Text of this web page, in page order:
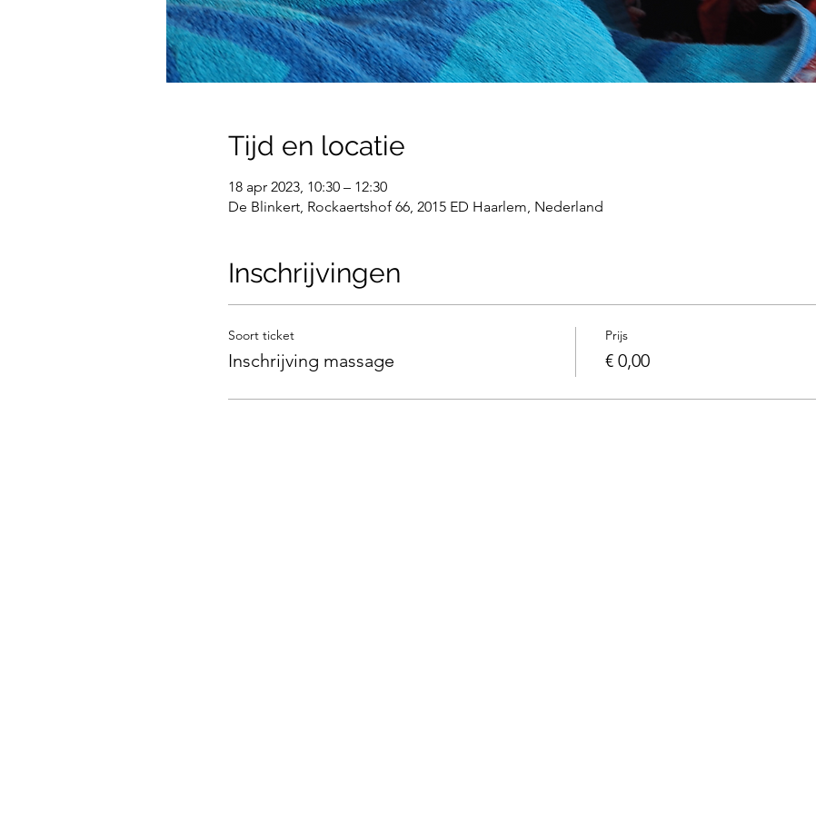
Tijd en locatie
18 apr 2023, 10:30 – 12:30
De Blinkert, Rockaertshof 66, 2015 ED Haarlem, Nederland
Inschrijvingen
Soort ticket
Inschrijving massage
Prijs
€ 0,00